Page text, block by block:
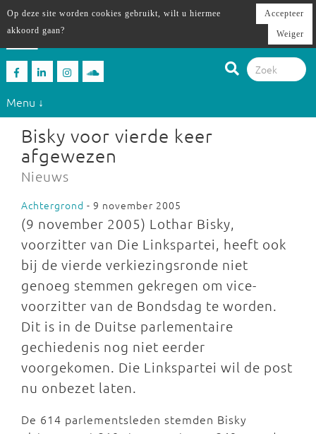
Menu ↓
Bisky voor vierde keer
afgewezen
Nieuws
Achtergrond - 9 november 2005
(9 november 2005) Lothar Bisky,
voorzitter van Die Linkspartei, heeft ook
bij de vierde verkiezingsronde niet
genoeg stemmen gekregen om vice-
voorzitter van de Bondsdag te worden.
Dit is in de Duitse parlementaire
gechiedenis nog niet eerder
voorgekomen. Die Linkspartei wil de post
nu onbezet laten.
De 614 parlementsleden stemden Bisky
Op deze site worden cookies gebruikt, wilt u hiermee
akkoord gaan?
Accepteer
Weiger